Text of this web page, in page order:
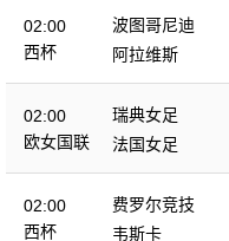
02:00
西杯
波图哥尼迪
阿拉维斯
02:00
欧女国联
瑞典女足
法国女足
02:00
西杯
费罗尔竞技
韦斯卡